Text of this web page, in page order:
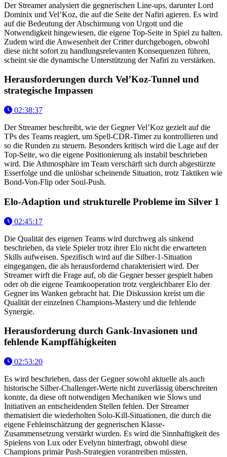
Der Streamer analysiert die gegnerischen Line-ups, darunter Lord
Dominix und Vel’Koz, die auf die Seite der Nafiri agieren. Es wird
auf die Bedeutung der Abschirmung von Urgott und die
Notwendigkeit hingewiesen, die eigene Top-Seite in Spiel zu halten.
Zudem wird die Anwesenheit der Critter durchgebogen, obwohl
diese nicht sofort zu handlungsrelevanten Konsequenzen führen,
scheint sie die dynamische Unterstützung der Nafiri zu verstärken.
Herausforderungen durch Vel’Koz-Tunnel und
strategische Impassen
02:38:37
Der Streamer beschreibt, wie der Gegner Vel’Koz gezielt auf die
TPs des Teams reagiert, um Spell-CDR-Timer zu kontrollieren und
so die Runden zu steuern. Besonders kritisch wird die Lage auf der
Top-Seite, wo die eigene Positionierung als instabil beschrieben
wird. Die Athmosphäre im Team verschärft sich durch abgestürzte
Esserfolge und die unlösbar scheinende Situation, trotz Taktiken wie
Bond-Von-Flip oder Soul-Push.
Elo-Adaption und strukturelle Probleme im Silver 1
02:45:17
Die Qualität des eigenen Teams wird durchweg als sinkend
beschrieben, da viele Spieler trotz ihrer Elo nicht die erwarteten
Skills aufweisen. Spezifisch wird auf die Silber-1-Situation
eingegangen, die als herausfordernd charakterisiert wird. Der
Streamer wirft die Frage auf, ob die Gegner besser gespielt haben
oder ob die eigene Teamkooperation trotz vergleichbarer Elo der
Gegner ins Wanken gebracht hat. Die Diskussion kreist um die
Qualität der einzelnen Champions-Mastery und die fehlende
Synergie.
Herausforderung durch Gank-Invasionen und
fehlende Kampffähigkeiten
02:53:20
Es wird beschrieben, dass der Gegner sowohl aktuelle als auch
historische Silber-Challenger-Werte nicht zuverlässig überschreiten
konnte, da diese oft notwendigen Mechaniken wie Slows und
Initiativen an entscheidenden Stellen fehlen. Der Streamer
thematisiert die wiederholten Solo-Kill-Situationen, die durch die
eigene Fehleinschätzung der gegnerischen Klasse-
Zusammensetzung verstärkt wurden. Es wird die Sinnhaftigkeit des
Spielens von Lux oder Evelynn hinterfragt, obwohl diese
Champions primär Push-Strategien vorantreiben müssten.